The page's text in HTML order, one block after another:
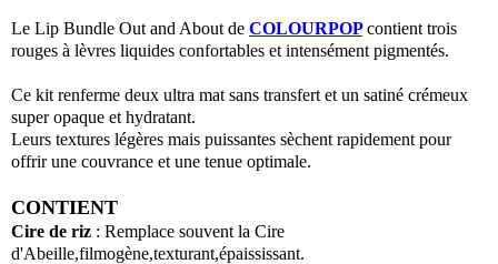
Le Lip Bundle Out and About de COLOURPOP contient trois
rouges à lèvres liquides confortables et intensément pigmentés.
Ce kit renferme deux ultra mat sans transfert et un satiné crémeux
super opaque et hydratant.
Leurs textures légères mais puissantes sèchent rapidement pour
offrir une couvrance et une tenue optimale.
CONTIENT
Cire de riz : Remplace souvent la Cire
d'Abeille,filmogène,texturant,épaississant.